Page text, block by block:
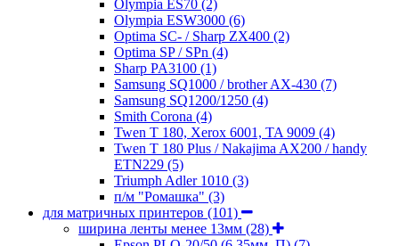
Olympia ES70 (2)
Olympia ESW3000 (6)
Optima SC- / Sharp ZX400 (2)
Optima SP / SPn (4)
Sharp PA3100 (1)
Samsung SQ1000 / brother AX-430 (7)
Samsung SQ1200/1250 (4)
Smith Corona (4)
Twen T 180, Xerox 6001, TA 9009 (4)
Twen T 180 Plus / Nakajima AX200 / handy
ETN229 (5)
Triumph Adler 1010 (3)
п/м "Ромашка" (3)
для матричных принтеров (101)
ширина ленты менее 13мм (28)